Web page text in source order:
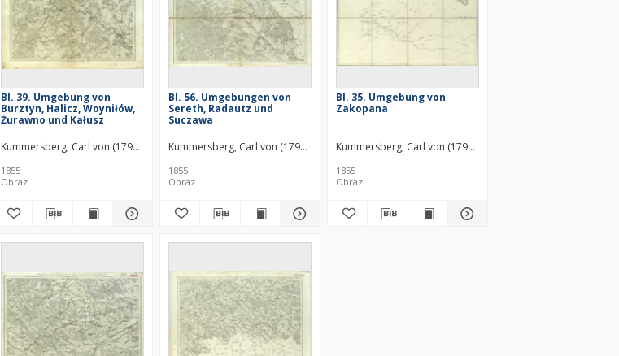
Bl. 39. Umgebung von
Burztyn, Halicz, Woyniłów,
Żurawno und Kałusz
Kummersberg, Carl von (1797–1877)
1855
Obraz
Bl. 56. Umgebungen von
Sereth, Radautz und
Suczawa
Kummersberg, Carl von (1797–1877)
1855
Obraz
Bl. 35. Umgebung von
Zakopana
Kummersberg, Carl von (1797–1877)
1855
Obraz